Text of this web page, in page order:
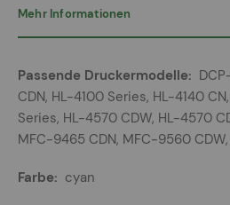
Mehr Informationen
Mehr
Informationen
CDN, HL-4100 Series, HL-4140
Series, HL-4570 CDW, HL-4570
MFC-9465 CDN, MFC-9560
cyan